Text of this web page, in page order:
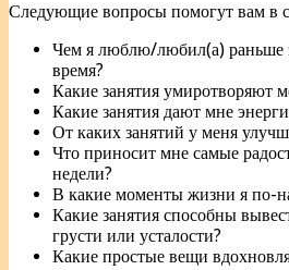
Следующие вопросы помогут вам в
Чем я люблю/любил(а) раньше
время?
Какие занятия умиротворяют
Какие занятия дают мне
От каких занятий у меня
Что приносит мне самые
недели?
В какие моменты жизни я по-
Какие занятия способны
грусти или усталости?
Какие простые вещи